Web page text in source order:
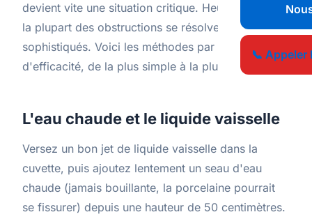
📞 Appeler
devient vite une situation critique. Heureusement,
la plupart des obstructions se résolvent sans outils
sophistiqués. Voici les méthodes par ordre
d'efficacité, de la plus simple à la plus technique.
L'eau chaude et le liquide vaisselle
Versez un bon jet de liquide vaisselle dans la
cuvette, puis ajoutez lentement un seau d'eau
chaude (jamais bouillante, la porcelaine pourrait
se fissurer) depuis une hauteur de 50 centimètres.